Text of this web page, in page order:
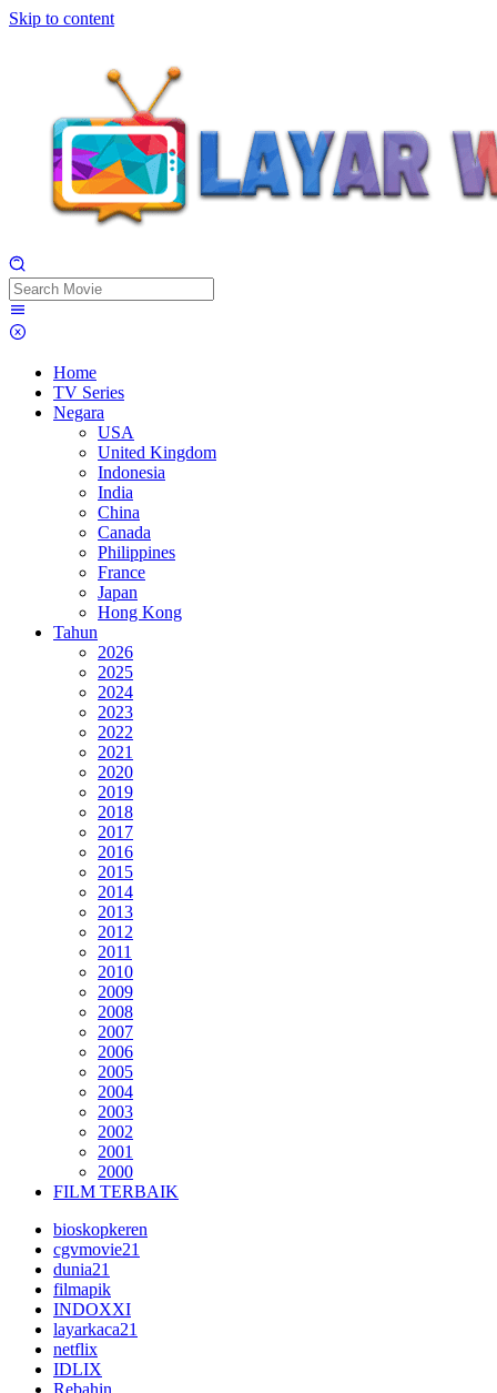
Skip to content
Home
TV Series
Negara
USA
United Kingdom
Indonesia
India
China
Canada
Philippines
France
Japan
Hong Kong
Tahun
2026
2025
2024
2023
2022
2021
2020
2019
2018
2017
2016
2015
2014
2013
2012
2011
2010
2009
2008
2007
2006
2005
2004
2003
2002
2001
2000
FILM TERBAIK
bioskopkeren
cgvmovie21
dunia21
filmapik
INDOXXI
layarkaca21
netflix
IDLIX
Rebahin